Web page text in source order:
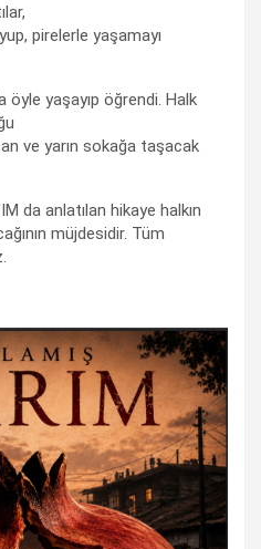
pirelerle yaşamayı
öyle yaşayıp öğrendi. Halk
ve yarın sokağa taşacak
da anlatılan hikaye halkın
müjdesidir. Tüm